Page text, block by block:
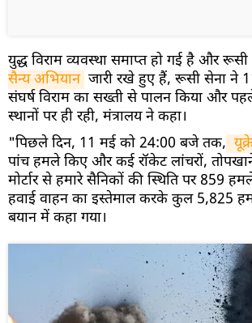
युद्ध विराम व्यवस्था समाप्त हो गई है और
सैन्य अभियान जारी रखे हुए हैं, रूसी सेना
संघर्ष विराम का सख्ती से पालन किया और
स्थानों पर ही रही, मंत्रालय ने कहा।
"पिछले दिन, 11 मई को 24:00 बजे तक,
पांच हमले किए और कई रॉकेट लांचरों,
मोर्टार से हमारे सैनिकों की स्थिति पर 859
हवाई वाहन का इस्तेमाल करके कुल 5,825
बयान में कहा गया।